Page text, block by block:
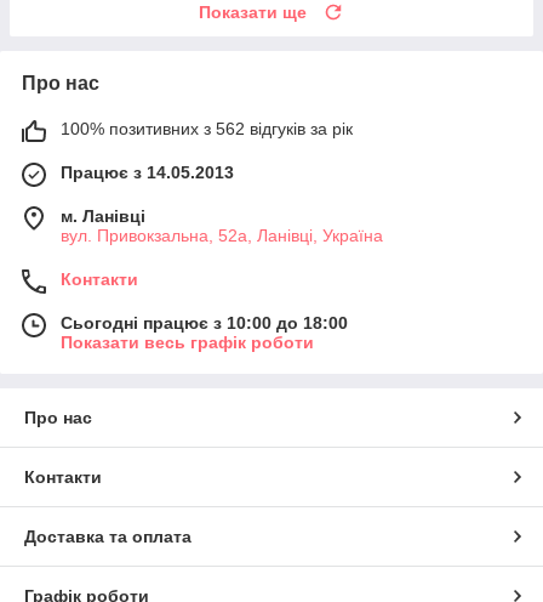
Показати ще
Про нас
100% позитивних з 562 відгуків за рік
Працює з 14.05.2013
м. Ланівці
вул. Привокзальна, 52а, Ланівці, Україна
Контакти
Сьогодні працює з 10:00 до 18:00
Показати весь графік роботи
Про нас
Контакти
Доставка та оплата
Графік роботи